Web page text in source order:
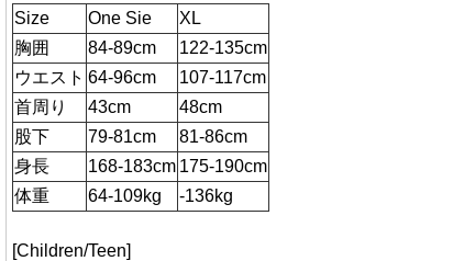
Size
One Sie
XL
胸囲
84-89cm
122-135cm
ウエスト 64-96cm
107-117cm
首周り
43cm
48cm
股下
79-81cm
81-86cm
身長
168-183cm 175-190cm
体重
64-109kg -136kg
[Children/Teen]